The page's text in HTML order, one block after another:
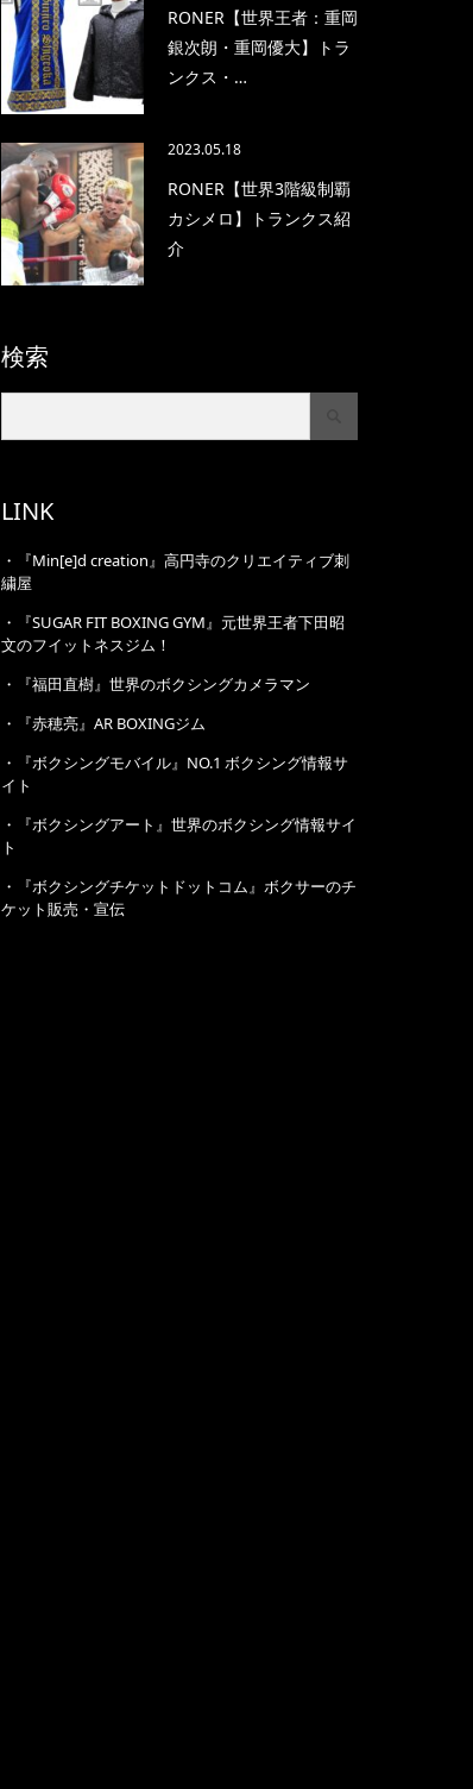
RONER【世界王者：重岡
銀次朗・重岡優大】トラ
ンクス・…
2023.05.18
RONER【世界3階級制覇
カシメロ】トランクス紹
介
検索
LINK
・
『Min[e]d creation』高円寺のクリエイティブ刺
繍屋
・
『SUGAR FIT BOXING GYM』元世界王者下田昭
文のフイットネスジム！
・
『福田直樹』世界のボクシングカメラマン
・
『赤穂亮』AR BOXINGジム
・
『ボクシングモバイル』NO.1 ボクシング情報サ
イト
・
『ボクシングアート』世界のボクシング情報サイ
ト
・
『ボクシングチケットドットコム』ボクサーのチ
ケット販売・宣伝